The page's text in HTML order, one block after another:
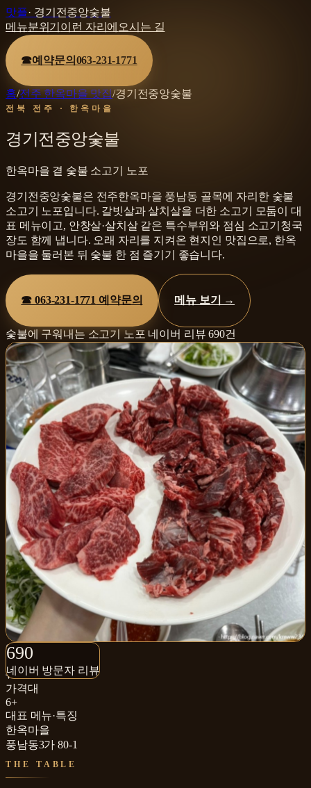
맛플· 경기전중앙숯불
메뉴분위기 이런 자리에 오시는 길
☎예약문의 063-231-1771
홈/전주 한옥마을 맛집/경기전중앙숯불
전북 전주 · 한옥마을
경기전중앙숯불
한옥마을 곁 숯불 소고기 노포
경기전중앙숯불은 전주한옥마을 풍남동 골목에 자리한 숯불
소고기 노포입니다. 갈빗살과 살치살을 더한 소고기 모둠이 대
표 메뉴이고, 안창살·살치살 같은 특수부위와 점심 소고기청국
장도 함께 냅니다. 오래 자리를 지켜온 현지인 맛집으로, 한옥
마을을 둘러본 뒤 숯불 한 점 즐기기 좋습니다.
☎063-231-1771 예약문의 메뉴 보기 →
숯불에 구워내는 소고기 노포 네이버 리뷰690건
690
네이버 방문자 리뷰
690+
네이버 방문자 리뷰
₩₩
가격대
6+
대표 메뉴·특징
한옥마을
풍남동3가 80-1
THE TABLE